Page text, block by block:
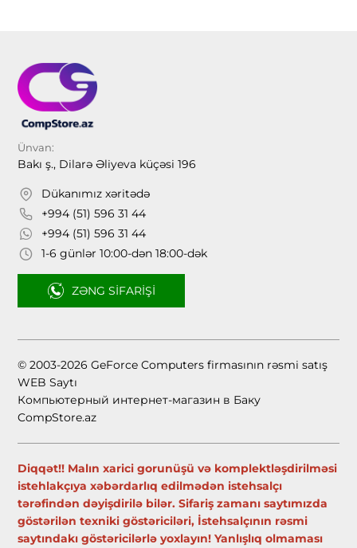
Ünvan:
Bakı ş., Dilarə Əliyeva küçəsi 196
Dükanımız xəritədə
+994 (51) 596 31 44
+994 (51) 596 31 44
1-6 günlər 10:00-dən 18:00-dək
ZƏNG SIFARIŞI
© 2003-2026 GeForce Computers firmasının rəsmi satış
WEB Saytı
Компьютерный интернет-магазин в Баку
CompStore.az
Diqqət!! Malın xarici gorunüşü və komplektləşdirilməsi
istehlakçıya xəbərdarlıq edilmədən istehsalçı
tərəfindən dəyişdirilə bilər. Sifariş zamanı saytımızda
göstərilən texniki göstəriciləri, İstehsalçının rəsmi
saytındakı göstəricilərlə yoxlayın! Yanlışlıq olmaması